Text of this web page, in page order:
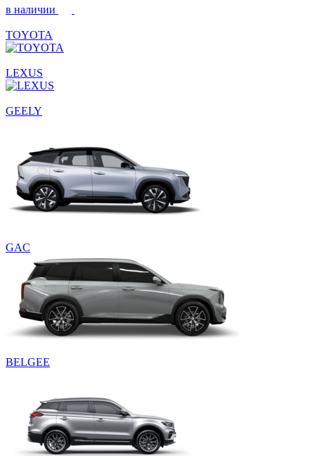
в наличии
TOYOTA
LEXUS
GEELY
GAC
BELGEE